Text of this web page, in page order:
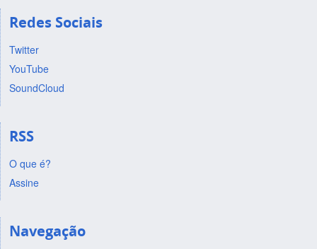
Redes Sociais
Twitter
YouTube
SoundCloud
RSS
O que é?
Assine
Navegação